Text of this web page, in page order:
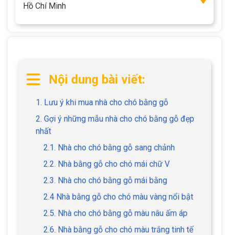
Nội dung bài viết:
1. Lưu ý khi mua nhà cho chó bằng gỗ
2. Gợi ý những mẫu nhà cho chó bằng gỗ đẹp
nhất
2.1. Nhà cho chó bằng gỗ sang chảnh
2.2. Nhà bằng gỗ cho chó mái chữ V
2.3. Nhà cho chó bằng gỗ mái bằng
2.4 Nhà bằng gỗ cho chó màu vàng nổi bật
2.5. Nhà cho chó bằng gỗ màu nâu ấm áp
2.6. Nhà bằng gỗ cho chó màu trắng tinh tế
Hồ Chí Minh